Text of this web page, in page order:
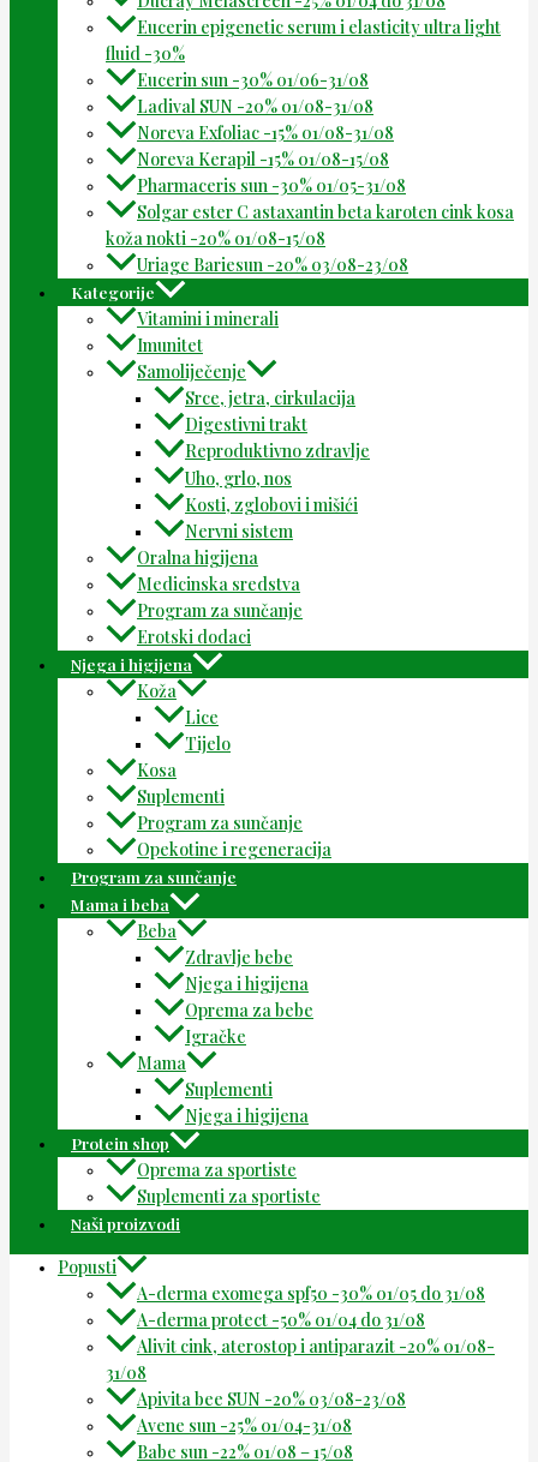
Eucerin epigenetic serum i elasticity ultra light
fluid -30%
Eucerin sun -30% 01/06-31/08
Ladival SUN -20% 01/08-31/08
Noreva Exfoliac -15% 01/08-31/08
Noreva Kerapil -15% 01/08-15/08
Pharmaceris sun -30% 01/05-31/08
Solgar ester C astaxantin beta karoten cink kosa
koža nokti -20% 01/08-15/08
Uriage Bariesun -20% 03/08-23/08
Kategorije
Vitamini i minerali
Imunitet
Samoliječenje
Srce, jetra, cirkulacija
Digestivni trakt
Reproduktivno zdravlje
Uho, grlo, nos
Kosti, zglobovi i mišići
Nervni sistem
Oralna higijena
Medicinska sredstva
Program za sunčanje
Erotski dodaci
Njega i higijena
Koža
Lice
Tijelo
Kosa
Suplementi
Program za sunčanje
Opekotine i regeneracija
Program za sunčanje
Mama i beba
Beba
Zdravlje bebe
Njega i higijena
Oprema za bebe
Igračke
Mama
Suplementi
Njega i higijena
Protein shop
Oprema za sportiste
Suplementi za sportiste
Naši proizvodi
Popusti
A-derma exomega spf50 -30% 01/05 do 31/08
A-derma protect -50% 01/04 do 31/08
Alivit cink, aterostop i antiparazit -20% 01/08-
31/08
Apivita bee SUN -20% 03/08-23/08
Avene sun -25% 01/04-31/08
Babe sun -22% 01/08 – 15/08